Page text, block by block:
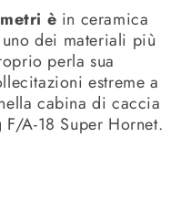
è in ceramica
dei materiali più
perla sua
estreme a
cabina di caccia
A-18 Super Hornet.